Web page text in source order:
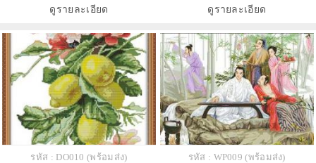
ดูรายละเอียด ดูรายละเอียด
รหัส : DO010 (พร้อมส่ง)
รหัส : WP009 (พร้อมส่ง)